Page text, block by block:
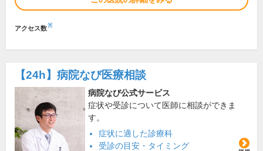
アクセス数※
【24h】 病院なび医療相談
病院なび公式サービス
症状や受診について医師に相談ができま
す。
症状に適した診療科
受診の目安・タイミング